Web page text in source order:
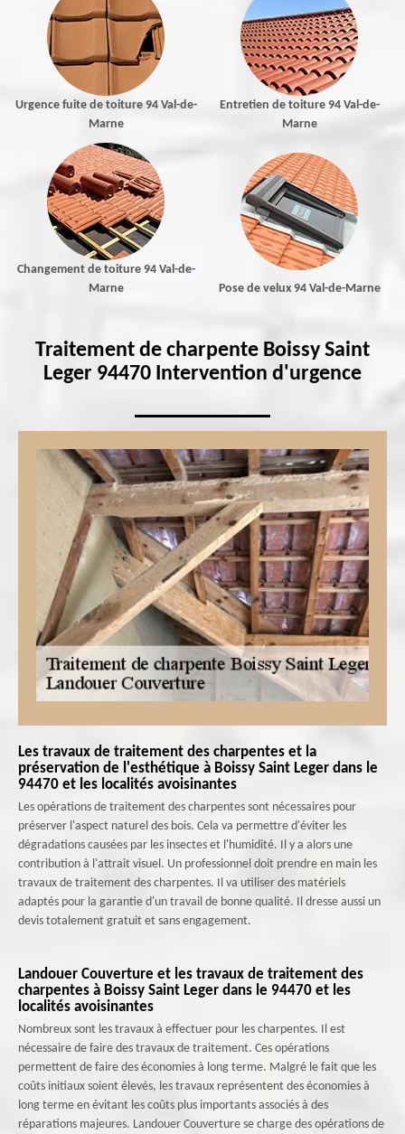
Urgence fuite de toiture 94 Val-de-
Marne
Entretien de toiture 94 Val-de-
Marne
Changement de toiture 94 Val-de-
Marne
Pose de velux 94 Val-de-Marne
Traitement de charpente Boissy Saint
Leger 94470 Intervention d'urgence
Les travaux de traitement des charpentes et la
préservation de l'esthétique à Boissy Saint Leger dans le
94470 et les localités avoisinantes
Les opérations de traitement des charpentes sont nécessaires pour
préserver l'aspect naturel des bois. Cela va permettre d'éviter les
dégradations causées par les insectes et l'humidité. Il y a alors une
contribution à l'attrait visuel. Un professionnel doit prendre en main les
travaux de traitement des charpentes. Il va utiliser des matériels
adaptés pour la garantie d'un travail de bonne qualité. Il dresse aussi un
devis totalement gratuit et sans engagement.
Landouer Couverture et les travaux de traitement des
charpentes à Boissy Saint Leger dans le 94470 et les
localités avoisinantes
Nombreux sont les travaux à effectuer pour les charpentes. Il est
nécessaire de faire des travaux de traitement. Ces opérations
permettent de faire des économies à long terme. Malgré le fait que les
coûts initiaux soient élevés, les travaux représentent des économies à
long terme en évitant les coûts plus importants associés à des
réparations majeures. Landouer Couverture se charge des opérations de